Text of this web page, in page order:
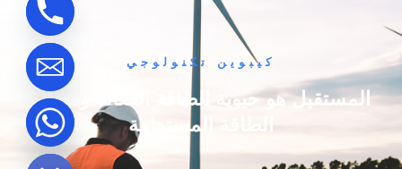
كيبوين تكنولوجي
المستقبل هو حيوية الطاقة الفعالة ومصدر
الطاقة المستدامة
Hide chaty